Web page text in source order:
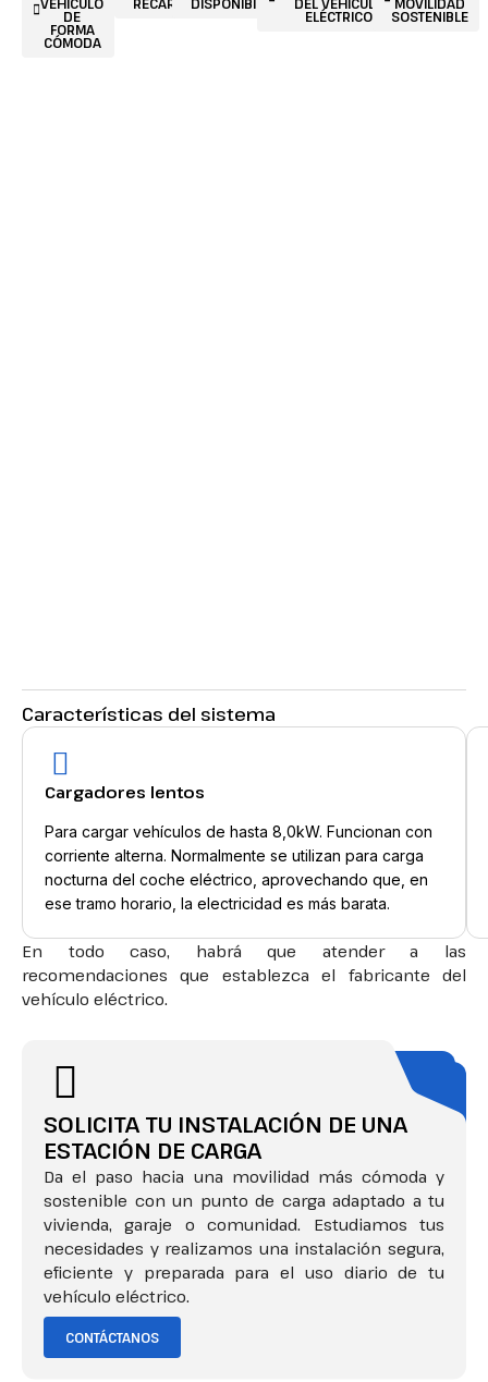
DE
FORMA
CÓMODA
ELÉCTRICO SOSTENIBLE
Características del sistema
Cargadores lentos
Para cargar vehículos de hasta 8,0kW. Funcionan con
corriente alterna. Normalmente se utilizan para carga
nocturna del coche eléctrico, aprovechando que, en
ese tramo horario, la electricidad es más barata.
En todo caso, habrá que atender a las
recomendaciones que establezca el fabricante del
vehículo eléctrico.
SOLICITA TU INSTALACIÓN DE UNA
ESTACIÓN DE CARGA
Da el paso hacia una movilidad más cómoda y
sostenible con un punto de carga adaptado a tu
vivienda, garaje o comunidad. Estudiamos tus
necesidades y realizamos una instalación segura,
eficiente y preparada para el uso diario de tu
vehículo eléctrico.
CONTÁCTANOS